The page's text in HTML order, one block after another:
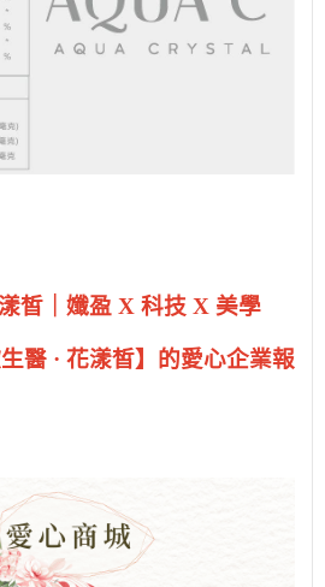
皙｜孅盈 X 科技 X 美學
醫 · 花漾皙】的愛心企業報